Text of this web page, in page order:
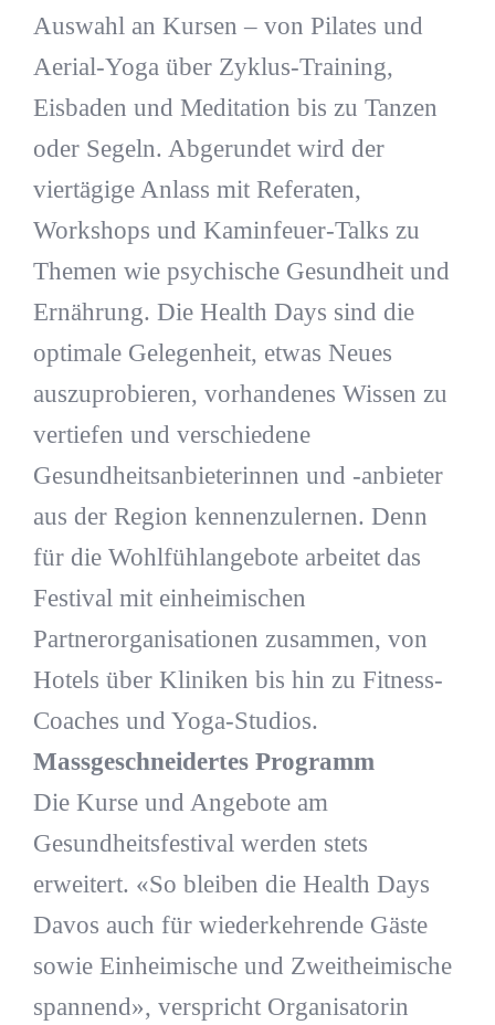
Auswahl an Kursen – von Pilates und
Aerial-Yoga über Zyklus-Training,
Eisbaden und Meditation bis zu Tanzen
oder Segeln. Abgerundet wird der
viertägige Anlass mit Referaten,
Workshops und Kaminfeuer-Talks zu
Themen wie psychische Gesundheit und
Ernährung. Die Health Days sind die
optimale Gelegenheit, etwas Neues
auszuprobieren, vorhandenes Wissen zu
vertiefen und verschiedene
Gesundheitsanbieterinnen und -anbieter
aus der Region kennenzulernen. Denn
für die Wohlfühlangebote arbeitet das
Festival mit einheimischen
Partnerorganisationen zusammen, von
Hotels über Kliniken bis hin zu Fitness-
Coaches und Yoga-Studios.
Massgeschneidertes Programm
Die Kurse und Angebote am
Gesundheitsfestival werden stets
erweitert. «So bleiben die Health Days
Davos auch für wiederkehrende Gäste
sowie Einheimische und Zweitheimische
spannend», verspricht Organisatorin